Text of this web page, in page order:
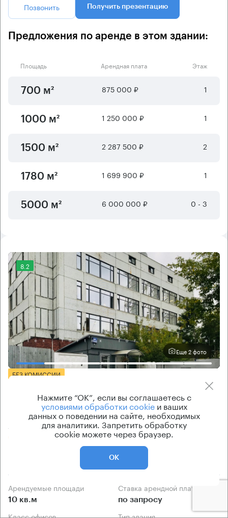
Позвонить Получить презентацию
Предложения по аренде в этом здании:
Площадь Арендная плата Этаж
700 м² 875 000 ₽ 1
1000 м² 1 250 000 ₽ 1
1500 м² 2 287 500 ₽ 2
1780 м² 1 699 900 ₽ 1
5000 м² 6 000 000 ₽ 0 - 3
8.2
Еще 2 фото
БЕЗ КОМИССИИ
Шереметьевская 85 с3
Москва, Шереметьевская улица, 85 с3
Алексеевская → 1.84 км ~18 мин
890 м → Звездный бульвар
Арендуемые площади
10 кв.м
Ставка арендной платы
по запросу
Нажмите “ОК”, если вы соглашаетесь с
условиями обработки cookieи ваших
данных о поведении на сайте, необходимых
для аналитики. Запретить обработку
cookie можете через браузер.
ОК